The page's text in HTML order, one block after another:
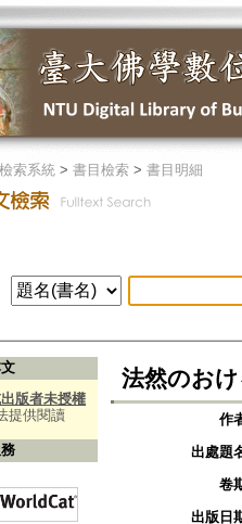
檢索系統> 書目檢索> 書目明細
版者未授權
提供閱讀
法然のお
作
出處題
卷
出版日